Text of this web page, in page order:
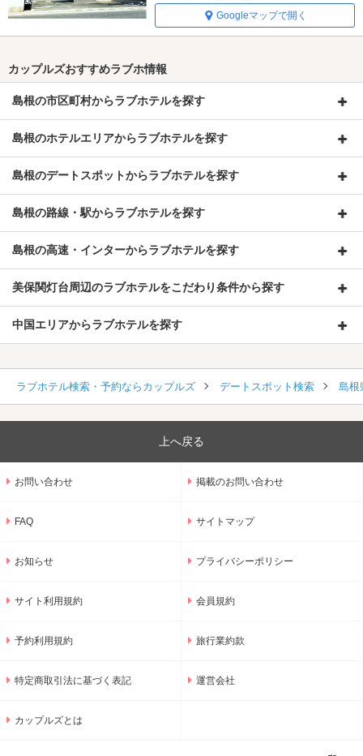
Googleマップで開く
カップルズおすすめラブホ情報
島根の市区町村からラブホテルを探す
島根のホテルエリアからラブホテルを探す
島根のデートスポットからラブホテルを探す
島根の路線・駅からラブホテルを探す
島根の高速・インターからラブホテルを探す
美保関灯台周辺のラブホテルをこだわり条件から探す
中国エリアからラブホテルを探す
ラブホテル検索・予約ならカップルズ デートスポット検索 島根
上へ戻る
お問い合わせ 掲載のお問い合わせ
FAQ サイトマップ
お知らせ プライバシーポリシー
サイト利用規約 会員規約
予約利用規約 旅行業約款
特定商取引法に基づく表記 運営会社
カップルズとは